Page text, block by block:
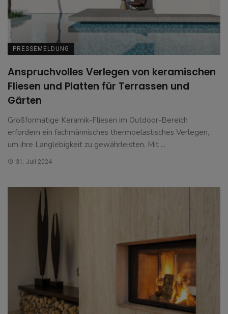
PRESSEMELDUNG
Anspruchvolles Verlegen von keramischen
Fliesen und Platten für Terrassen und
Gärten
Großformatige Keramik-Fliesen im Outdoor-Bereich
erfordern ein fachmännisches thermoelastisches Verlegen,
um ihre Langlebigkeit zu gewährleisten. Mit ...
31. Juli 2024